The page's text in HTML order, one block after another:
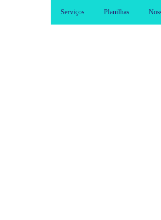
Serviços Planilhas